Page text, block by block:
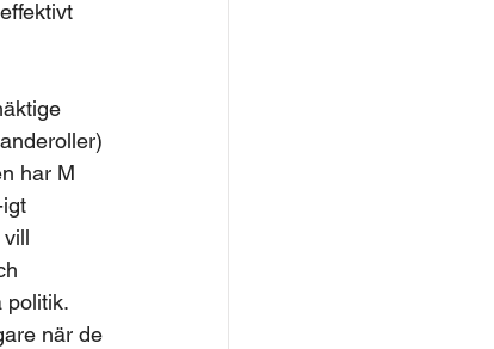
har M
politik.
när de